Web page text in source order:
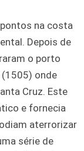
na costa
Depois de
o porto
onde
Cruz. Este
e fornecia
aterrorizar
série de